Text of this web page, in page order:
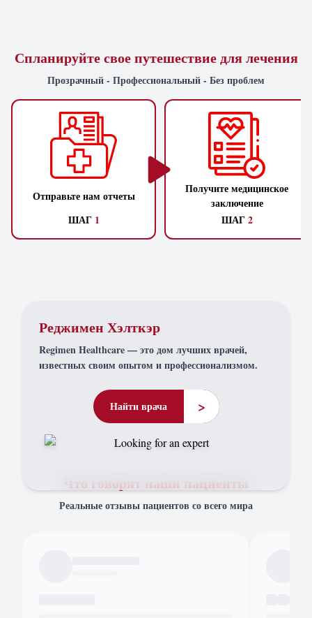
Спланируйте свое путешествие для лечения
Прозрачный - Профессиональный - Без проблем
Отправьте нам отчеты
ШАГ 1
Получите медицинское
заключение
ШАГ2
Реджимен Хэлткэр
Regimen Healthcare — это дом лучших врачей,
известных своим опытом и профессионализмом.
Найти врача >
Что говорят наши пациенты
Реальные отзывы пациентов со всего мира